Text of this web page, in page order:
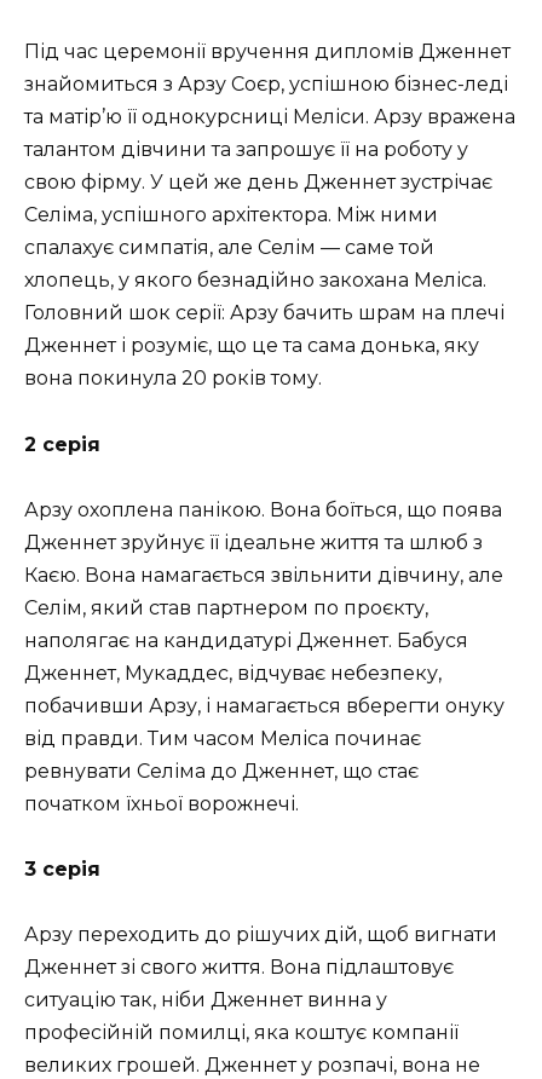
Під час церемонії вручення дипломів Дженнет
знайомиться з Арзу Соєр, успішною бізнес-леді
та матір’ю її однокурсниці Меліси. Арзу вражена
талантом дівчини та запрошує її на роботу у
свою фірму. У цей же день Дженнет зустрічає
Селіма, успішного архітектора. Між ними
спалахує симпатія, але Селім — саме той
хлопець, у якого безнадійно закохана Меліса.
Головний шок серії: Арзу бачить шрам на плечі
Дженнет і розуміє, що це та сама донька, яку
вона покинула 20 років тому.
2 серія
Арзу охоплена панікою. Вона боїться, що поява
Дженнет зруйнує її ідеальне життя та шлюб з
Каєю. Вона намагається звільнити дівчину, але
Селім, який став партнером по проєкту,
наполягає на кандидатурі Дженнет. Бабуся
Дженнет, Мукаддес, відчуває небезпеку,
побачивши Арзу, і намагається вберегти онуку
від правди. Тим часом Меліса починає
ревнувати Селіма до Дженнет, що стає
початком їхньої ворожнечі.
3 серія
Арзу переходить до рішучих дій, щоб вигнати
Дженнет зі свого життя. Вона підлаштовує
ситуацію так, ніби Дженнет винна у
професійній помилці, яка коштує компанії
великих грошей. Дженнет у розпачі, вона не